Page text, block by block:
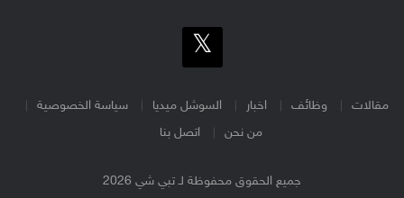
مقالات وظائف اخبار السوشل ميديا
سياسة الخصوصية
من نحن
اتصل بنا
جميع الحقوق محفوظة لـ تبي شي 2026